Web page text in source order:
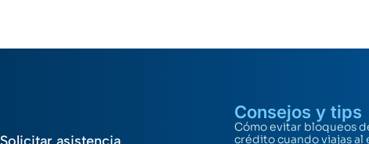
Consejos y tips
Cómo evitar bloqueos
crédito cuando viajas al